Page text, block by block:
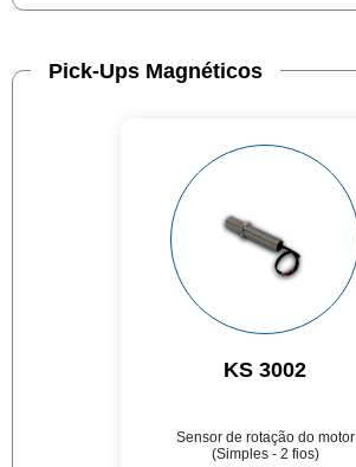
Pick-Ups Magnéticos
KS 3002
Sensor de rotação do motor
(Simples - 2 fios)